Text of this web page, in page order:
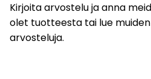
Kirjoita arvostelu ja anna
olet tuotteesta tai lue
arvosteluja.